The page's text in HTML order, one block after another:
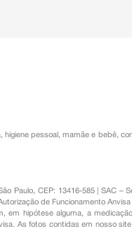
, higiene pessoal ,mamãe e bebê,
Paulo, CEP: 13416-585 | SAC
de Funcionamento
hipótese alguma, a
As fotos contidas em nosso